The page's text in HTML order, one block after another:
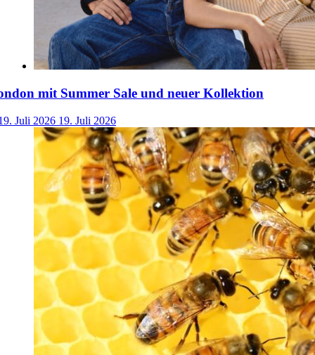
mit Summer Sale und neuer Kollektion
Juli 2026 19. Juli 2026